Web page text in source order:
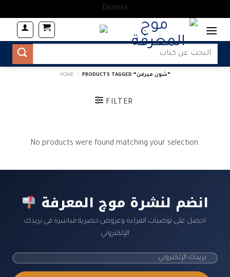
Dismiss
content
Search
HOME / PRODUCTS TAGGED “شون ميرفن”
FILTER
No products were found matching your selection.
انضم لنشرة موج المعرفة
احصل على توصيات القراءة وعروض حصرية مباشرة في بريدك
الإلكتروني